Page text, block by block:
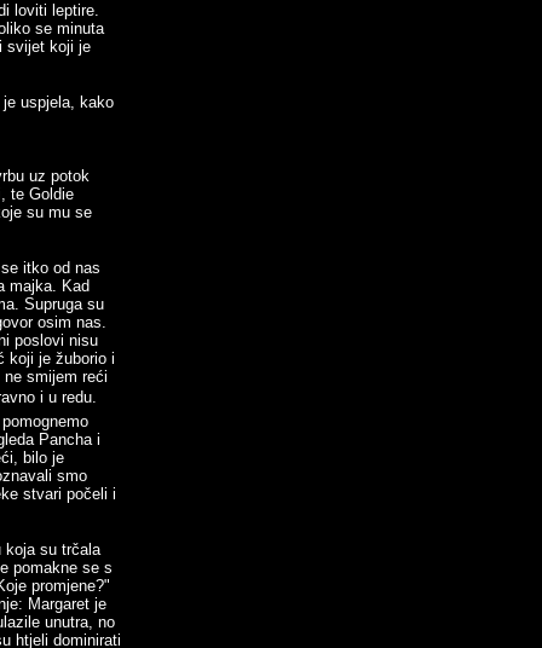
loviti leptire.
se minuta
svijet koji je
uspjela, kako
uz potok
te Goldie
su mu se
itko od nas
majka. Kad
Supruga su
osim nas.
poslovi nisu
koji je žuborio i
smijem reći
i u redu.
Pancha i
bilo je
smo
stvari počeli i
koja su trčala
pomakne se s
promjene?"
Margaret je
unutra, no
htjeli dominirati